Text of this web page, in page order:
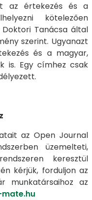
az értekezés és a
kötelezően
Tanácsa által
szerint. Ugyanazt
és a magyar,
is. Egy címhez csak
az Open Journal
üzemelteti,
keresztül
kérjük, forduljon az
munkatársaihoz az